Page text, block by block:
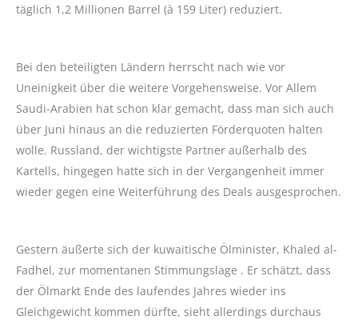
täglich 1,2 Millionen Barrel (à 159 Liter) reduziert.
Bei den beteiligten Ländern herrscht nach wie vor
Uneinigkeit über die weitere Vorgehensweise. Vor Allem
Saudi-Arabien hat schon klar gemacht, dass man sich auch
über Juni hinaus an die reduzierten Förderquoten halten
wolle. Russland, der wichtigste Partner außerhalb des
Kartells, hingegen hatte sich in der Vergangenheit immer
wieder gegen eine Weiterführung des Deals ausgesprochen.
Gestern äußerte sich der kuwaitische Ölminister, Khaled al-
Fadhel, zur momentanen Stimmungslage . Er schätzt, dass
der Ölmarkt Ende des laufendes Jahres wieder ins
Gleichgewicht kommen dürfte, sieht allerdings durchaus